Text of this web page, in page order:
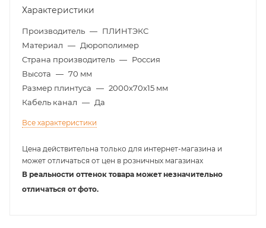
Характеристики
Производитель — ПЛИНТЭКС
Материал — Дюрополимер
Страна производитель — Россия
Высота — 70 мм
Размер плинтуса — 2000х70х15 мм
Кабель канал — Да
Все характеристики
Цена действительна только для интернет-магазина и
может отличаться от цен в розничных магазинах
В реальности оттенок товара может незначительно
отличаться от фото.